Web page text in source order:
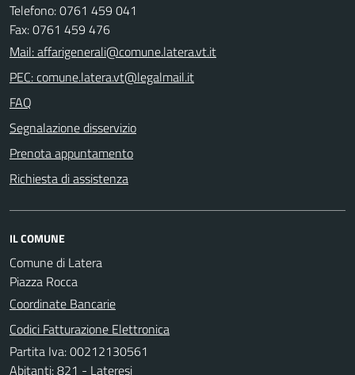
Telefono: 0761 459 041
Fax: 0761 459 476
Mail: affarigenerali@comune.latera.vt.it
PEC: comune.latera.vt@legalmail.it
FAQ
Segnalazione disservizio
Prenota appuntamento
Richiesta di assistenza
IL COMUNE
Comune di Latera
Piazza Rocca
Coordinate Bancarie
Codici Fatturazione Elettronica
Partita Iva: 00212130561
Abitanti: 821 - Lateresi